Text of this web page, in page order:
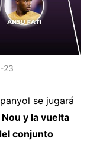
23
se jugará
y la vuelta
conjunto